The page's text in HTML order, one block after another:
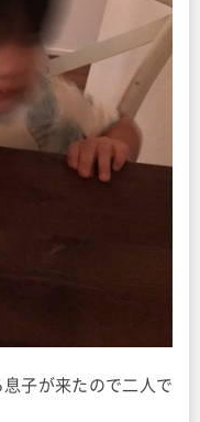
子が来たので二人で